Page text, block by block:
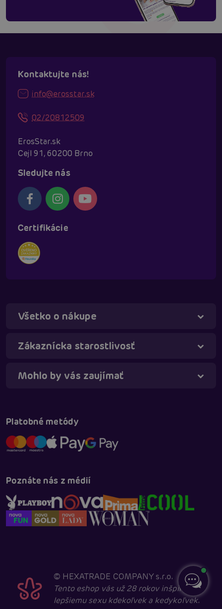
Kontaktujte nás!
info@erosstar.sk
02/20812509
ErosStar.sk
Cejl 91, 60200 Brno
Sledujte nás
Certifikácie
Všetko o nákupe
Zákaznícka starostlivosť
Mohlo by vás zaujímať
Platobné metódy
Poznáte nás z médií
© HEXATRADE COMPANY s.r.o.
Tento eshop vás už 28 rokov inšpiruje k
lepšiemu sexu kdekoľvek a kedykoľvek.
Táňa - virtuálna asistentka